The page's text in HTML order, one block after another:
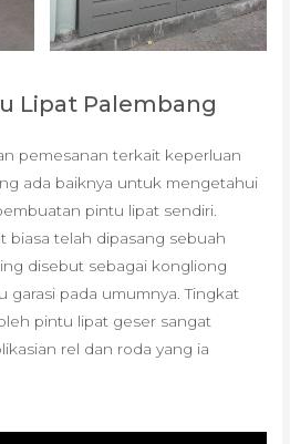
Lipat Palembang
pemesanan terkait keperluan
ada baiknya untuk mengetahui
pintu lipat sendiri.
biasa telah dipasang sebuah
disebut sebagai kongliong
garasi pada umumnya. Tingkat
pintu lipat geser sangat
rel dan roda yang ia